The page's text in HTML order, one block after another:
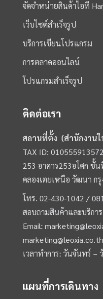
จัดจำหน่ายสินค้าไอที
เว็บไซต์สำเร็จรูป
บริการเขียนโปรแกรม
การตลาดออนไลน์
โปรแกรมสำเร็จรูป
ติดต่อเรา
สถานที่ตั้ง (สำนักงาน
TAX ID:
253 อาคาร253อโศก ชั้
คลองเตยเหนือ วัฒนา ก
โทร.02-430-1042 /
สอบถามสินค้าและบริกา
Email:
marketing@leoxia.co.th
เวลาทำการ: วันจันทร์ –
แผนที่การเดินทาง